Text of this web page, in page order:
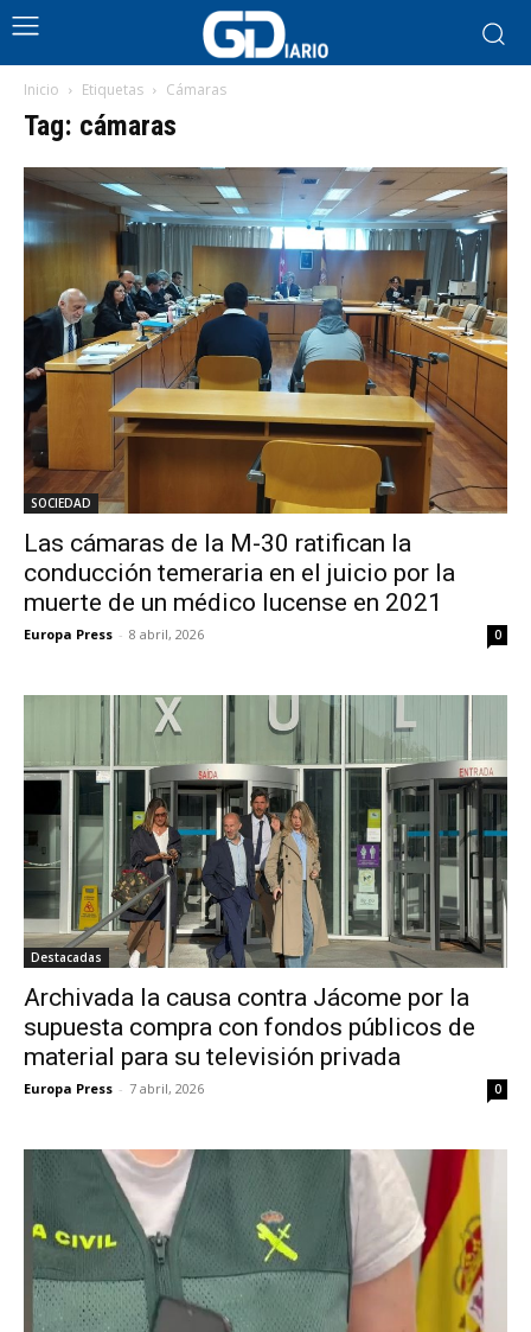
Inicio Etiquetas Cámaras
Tag: cámaras
SOCIEDAD
Las cámaras de la M-30 ratifican la
conducción temeraria en el juicio por la
muerte de un médico lucense en 2021
Europa Press - 8 abril, 2026 0
Destacadas
Archivada la causa contra Jácome por la
supuesta compra con fondos públicos de
material para su televisión privada
Europa Press - 7 abril, 2026 0